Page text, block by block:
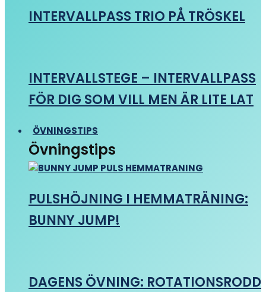
INTERVALLPASS TRIO PÅ TRÖSKEL
INTERVALLSTEGE – INTERVALLPASS
FÖR DIG SOM VILL MEN ÄR LITE LAT
ÖVNINGSTIPS
Övningstips
PULSHÖJNING I HEMMATRÄNING:
BUNNY JUMP!
DAGENS ÖVNING: ROTATIONSRODD